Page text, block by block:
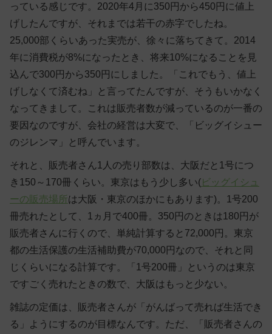
っている感じです。2020年4月に350円から450円に値上
げしたんですが、それまでは若干の赤字でしたね。
25,000部くらいあった実売が、徐々に落ちてきて。2014
年に消費税が8%になったとき、将来10%になることを見
込んで300円から350円にしました。「これでもう、値上
げしなくて済むね」と言ってたんですが、そうもいかなく
なってきまして。これは販売者数が減っているのが一番の
要因なのですが、会社の経営は大変で、「ビッグイシュー
のジレンマ」と呼んでいます。
それと、販売者さん1人の売り部数は、大阪だと1号につ
き150～170冊くらい。東京はもう少し多い(ビッグイシュ
ーの販売場所は大阪・東京のほかにもあります)。1号200
冊売れたとして、1ヵ月で400冊。350円のときは180円が
販売者さんに行くので、単純計算すると72,000円。東京
都の生活保護の生活補助費が70,000円なので、それと同
じくらいになる計算です。「1号200冊」というのは東京
ですごく売れたときの数で、大阪はもっと少ない。
雑誌の定価は、販売者さんが「がんばって売れば生活でき
る」ようにするのが目標なんです。ただ、「販売者さんの